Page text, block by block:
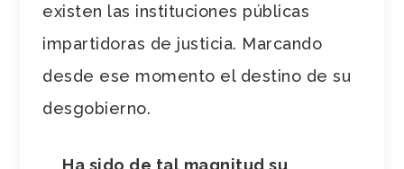
existen las instituciones públicas
impartidoras de justicia. Marcando
desde ese momento el destino de su
desgobierno.
Ha sido de tal magnitud su